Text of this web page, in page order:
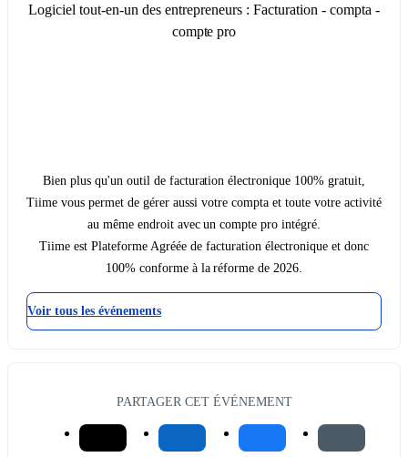
Logiciel tout-en-un des entrepreneurs : Facturation - compta -
compte pro
Bien plus qu'un outil de facturation électronique 100% gratuit,
Tiime vous permet de gérer aussi votre compta et toute votre activité
au même endroit avec un compte pro intégré.
Tiime est Plateforme Agréée de facturation électronique et donc
100% conforme à la réforme de 2026.
Voir tous les événements
PARTAGER CET ÉVÉNEMENT